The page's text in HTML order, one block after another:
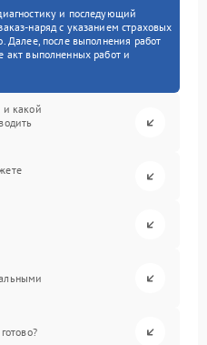
и последующий
наряд с указанием страховых
Далее, после выполнения работ
акт выполненных работ и
и какой